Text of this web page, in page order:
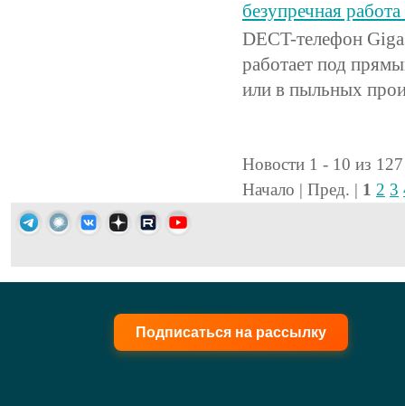
безупречная
DECT-телефон
работает под
или в пыльных
Новости 1 - 10 из 127
Начало | Пред. | 1 2 3
Подписаться на рассылку